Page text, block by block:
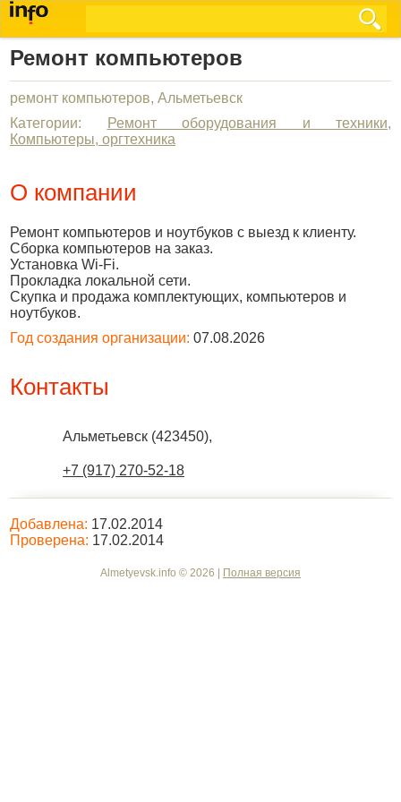
Ремонт компьютеров
ремонт компьютеров, Альметьевск
Категории:
Ремонт оборудования и техники,
Компьютеры, оргтехника
О компании
Ремонт компьютеров и ноутбуков с выезд к клиенту.
Сборка компьютеров на заказ.
Установка Wi-Fi.
Прокладка локальной сети.
Скупка и продажа комплектующих, компьютеров и
ноутбуков.
Год создания организации: 07.08.2026
Контакты
Альметьевск (423450),
+7 (917) 270-52-18
Добавлена: 17.02.2014
Проверена: 17.02.2014
Almetyevsk.info © 2026 | Полная версия